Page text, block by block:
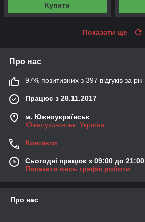
Купити
Показати ще
Про нас
97% позитивних з 397 відгуків за рік
Працює з 28.11.2017
м. Южноукраїнськ
Южноукраїнськ, Україна
Контакти
Сьогодні працює з 09:00 до 21:00
Показати весь графік роботи
Про нас